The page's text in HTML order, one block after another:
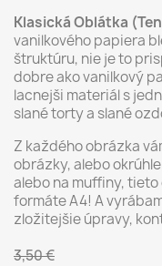
Klasická Oblátka
vanilkového papiera
štruktúru, nie je to
dobre ako vanilkový
lacnejši materiál s
slané torty a slané
Z každého obrázka
obrázky, alebo
alebo na muffiny,
formáte A4! A
zložitejšie úpravy,
3,50 €